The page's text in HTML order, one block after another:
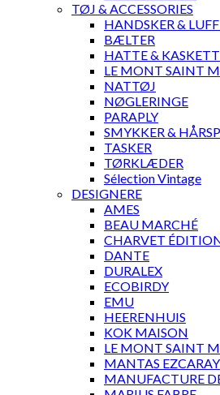
TØJ & ACCESSORIES
HANDSKER &
BÆLTER
HATTE &
LE MONT SAINT
NATTØJ
NØGLERINGE
PARAPLY
SMYKKER &
TASKER
TØRKLÆDER
Sélection Vintage
DESIGNERE
AMES
BEAU MARCHÉ
CHARVET
DANTE
DURALEX
ECOBIRDY
EMU
HEERENHUIS
KOK MAISON
LE MONT SAINT
MANTAS EZCARAY
MANUFACTURE